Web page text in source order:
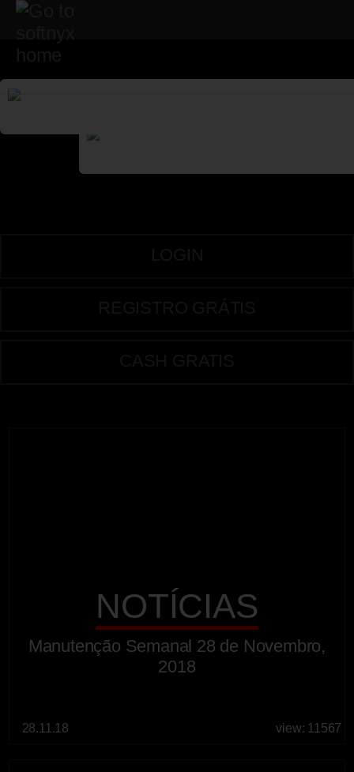
NOTÍCIAS
Manutenção Semanal 28 de Novembro,
2018
28.11.18 view: 11567